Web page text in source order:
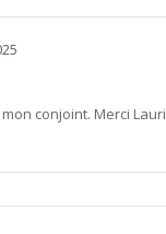
conjoint. Merci